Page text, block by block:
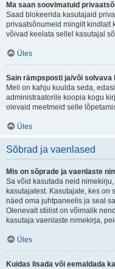
Ma saan soovimatuid
Saad blokeerida kasutajaid
privaatsõnumeid mingilt kindlalt
võivad keelata sellel kasutajal
Üles
Sain rämpsposti ja/või
Meil on kahju kuulda seda,
administraatorile koopia kogu
olevaid meetmeid selle
Üles
Sõbrad ja vaenlased
Mis on sõprade ja vaenlaste
Sa võid kasutada neid
kasutajatest. Kasutajate, kes
näed oma juhtpaneelis ja seal
Olenevalt stiilist on võimalik
kasutaja vaenlaste nimekirja,
Üles
Kuidas lisada või eemaldada